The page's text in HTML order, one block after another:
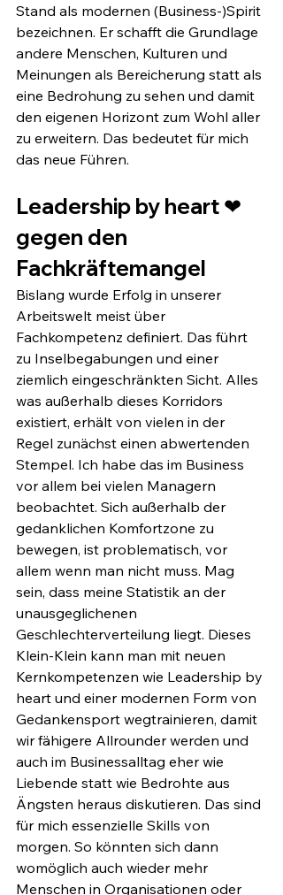
Stand als modernen (Business-)Spirit
bezeichnen. Er schafft die Grundlage
andere Menschen, Kulturen und
Meinungen als Bereicherung statt als
eine Bedrohung zu sehen und damit
den eigenen Horizont zum Wohl aller
zu erweitern. Das bedeutet für mich
das neue Führen.
Leadership by heart ❤
gegen den
Fachkräftemangel
Bislang wurde Erfolg in unserer
Arbeitswelt meist über
Fachkompetenz definiert. Das führt
zu Inselbegabungen und einer
ziemlich eingeschränkten Sicht. Alles
was außerhalb dieses Korridors
existiert, erhält von vielen in der
Regel zunächst einen abwertenden
Stempel. Ich habe das im Business
vor allem bei vielen Managern
beobachtet. Sich außerhalb der
gedanklichen Komfortzone zu
bewegen, ist problematisch, vor
allem wenn man nicht muss. Mag
sein, dass meine Statistik an der
unausgeglichenen
Geschlechterverteilung liegt. Dieses
Klein-Klein kann man mit neuen
Kernkompetenzen wie Leadership by
heart und einer modernen Form von
Gedankensport wegtrainieren, damit
wir fähigere Allrounder werden und
auch im Businessalltag eher wie
Liebende statt wie Bedrohte aus
Ängsten heraus diskutieren. Das sind
für mich essenzielle Skills von
morgen. So könnten sich dann
womöglich auch wieder mehr
Menschen in Organisationen oder